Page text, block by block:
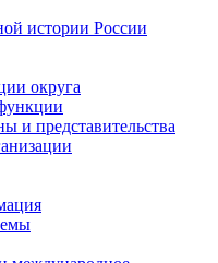
истории России
округа
и представительства